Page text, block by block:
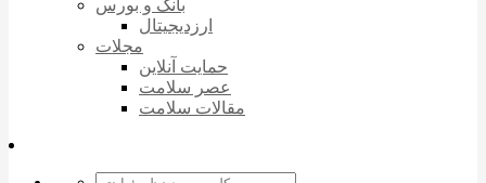
بانک و بورس
ارزدیجیتال
مجلات
حمایت آنلاین
عصر سلامت
مقالات سلامت